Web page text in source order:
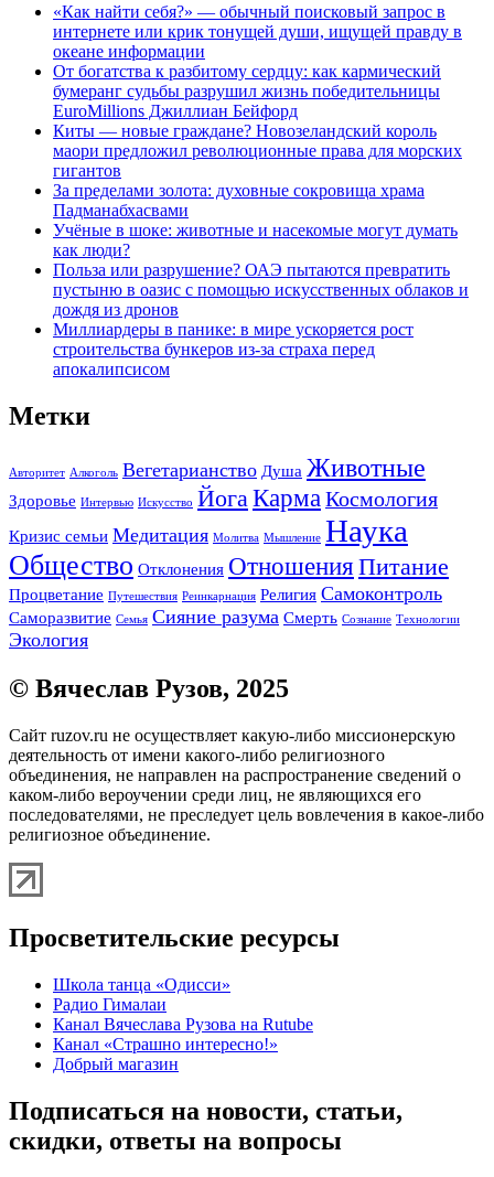
«Как найти себя?» — обычный поисковый запрос в
интернете или крик тонущей души, ищущей правду в
океане информации
От богатства к разбитому сердцу: как кармический
бумеранг судьбы разрушил жизнь победительницы
EuroMillions Джиллиан Бейфорд
Киты — новые граждане? Новозеландский король
маори предложил революционные права для морских
гигантов
За пределами золота: духовные сокровища храма
Падманабхасвами
Учёные в шоке: животные и насекомые могут думать
как люди?
Польза или разрушение? ОАЭ пытаются превратить
пустыню в оазис с помощью искусственных облаков и
дождя из дронов
Миллиардеры в панике: в мире ускоряется рост
строительства бункеров из-за страха перед
апокалипсисом
Метки
Авторитет Алкоголь Вегетарианство Душа Животные
Здоровье Интервью Искусство ЙогаКармаКосмология
Кризис семьи Медитация Молитва Мышление Наука
Общество Отклонения Отношения Питание
Процветание Путешествия Реинкарнация Религия Самоконтроль
Саморазвитие Семья Сияние разума Смерть Сознание Технологии
Экология
© Вячеслав Рузов, 2025
Сайт ruzov.ru не осуществляет какую-либо миссионерскую
деятельность от имени какого-либо религиозного
объединения, не направлен на распространение сведений о
каком-либо вероучении среди лиц, не являющихся его
последователями, не преследует цель вовлечения в какое-либо
религиозное объединение.
Просветительские ресурсы
Школа танца «Одисси»
Радио Гималаи
Канал Вячеслава Рузова на Rutube
Канал «Страшно интересно!»
Добрый магазин
Подписаться на новости, статьи,
скидки, ответы на вопросы